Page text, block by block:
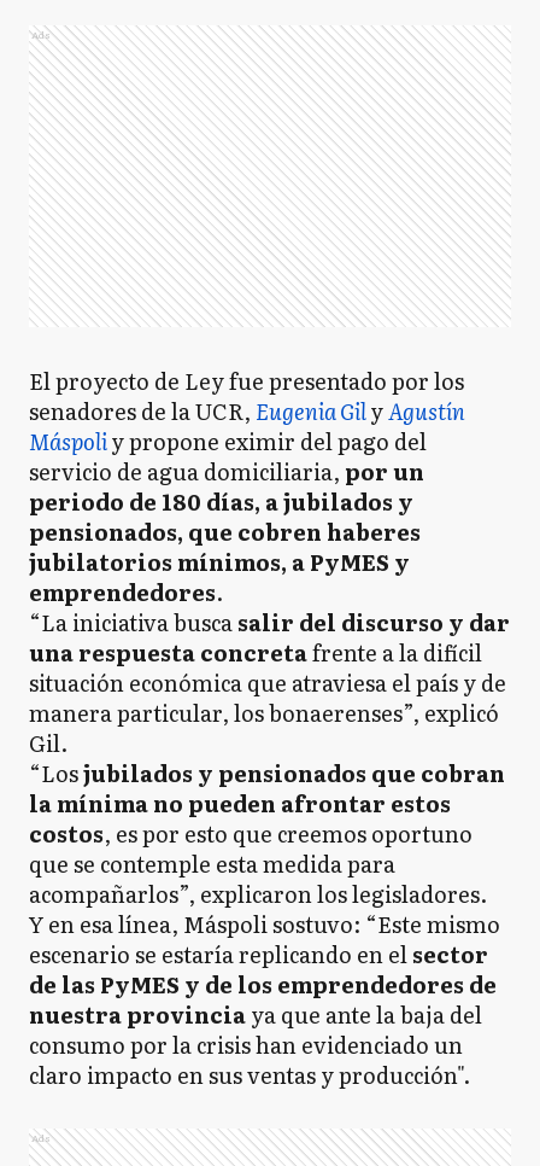
Ads
El proyecto de Ley fue presentado por los
senadores de la UCR, Eugenia GilyAgustín
Máspoliy propone eximir del pago del
servicio de agua domiciliaria, por un
periodo de 180 días, a jubilados y
pensionados, que cobren haberes
jubilatorios mínimos, a PyMES y
emprendedores.
“La iniciativa buscasalir del discurso y dar
una respuesta concretafrente a la difícil
situación económica que atraviesa el país y de
manera particular, los bonaerenses”, explicó
Gil.
“Losjubilados y pensionados que cobran
la mínima no pueden afrontar estos
costos, es por esto que creemos oportuno
que se contemple esta medida para
acompañarlos”, explicaron los legisladores.
Y en esa línea, Máspoli sostuvo: “Este mismo
escenario se estaría replicando en elsector
de las PyMES y de los emprendedores de
nuestra provinciaya que ante la baja del
consumo por la crisis han evidenciado un
claro impacto en sus ventas y producción".
Ads